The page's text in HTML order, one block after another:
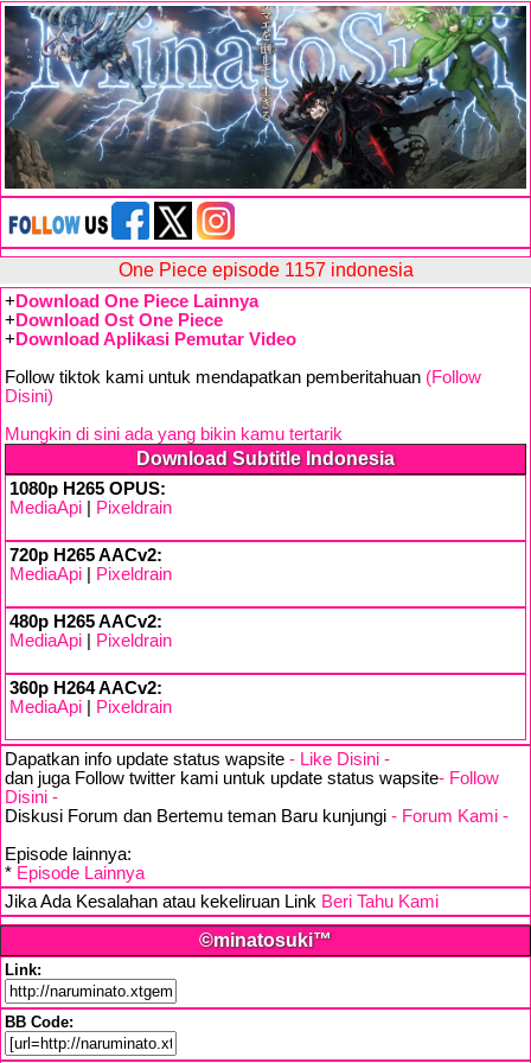
One Piece episode 1157 indonesia
+ Download One Piece Lainnya
+ Download Ost One Piece
+ Download Aplikasi Pemutar Video
Follow tiktok kami untuk mendapatkan pemberitahuan (Follow
Disini)
Mungkin di sini ada yang bikin kamu tertarik
Download Subtitle Indonesia
1080p H265 OPUS:
MediaApi
Pixeldrain
720p H265 AACv2:
MediaApi
Pixeldrain
480p H265 AACv2:
MediaApi
Pixeldrain
360p H264 AACv2:
MediaApi
Pixeldrain
Dapatkan info update status wapsite - Like Disini -
dan juga Follow twitter kami untuk update status wapsite- Follow
Disini -
Diskusi Forum dan Bertemu teman Baru kunjungi - Forum Kami -
Episode lainnya:
* Episode Lainnya
Jika Ada Kesalahan atau kekeliruan Link Beri Tahu Kami
©minatosuki™
Link:
BB Code: